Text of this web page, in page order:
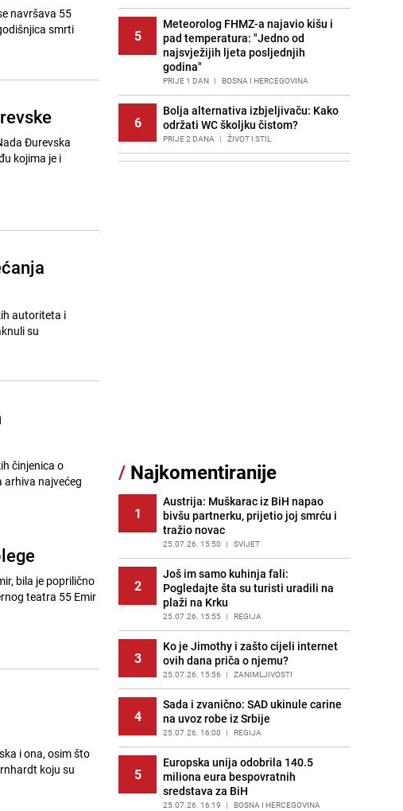
navršava 55
smrti
Đurevska
autoriteta i
su
činjenica o
arhiva najvećeg
bila je poprilično
teatra 55 Emir
i ona, osim što
koju su
5
Meteorolog FHMZ-a najavio kišu i
pad temperatura: "Jedno od
najsvježijih ljeta posljednjih
godina"
PRIJE 1 DAN | BOSNA I HERCEGOVINA
6
Bolja alternativa izbjeljivaču: Kako
održati WC školjku čistom?
PRIJE 2 DANA | ŽIVOT I STIL
11
'grdosiju' od skoro tri metra koju su
braća izvukla iz mora
PRIJE 2 DANA | SVIJET
Gosti iz Njemačke napravili požar u
apartmanu u Istri, vlasniku se
smijali i pokazivali srednji prst
PRIJE 2 DANA | REGIJA
Kako očistiti staklo od tuš-kabina:
Jednostavni savjeti za očuvanje
sjaja
PRIJE 1 DAN | ŽIVOT I STIL
14
Očistite rernu bez hemikalija:
Poznata stručnjakinja dijeli savjete
PRIJE 2 DANA ŽIVOT I STIL
15
Novi detalji istrage: Ruske službe
otkrile moguć uzrok tragedije bh.
planinara na Elbrusu
PRIJE 2 DANA | SVIJET
/ Najkomentiranije
1
Austrija: Muškarac iz BiH napao
bivšu partnerku, prijetio joj smrću i
tražio novac
25.07.26. 15:50 | SVIJET
2
Još im samo kuhinja fali:
Pogledajte šta su turisti uradili na
plaži na Krku
25.07.26. 15:55 | REGIJA
3
Ko je Jimothy i zašto cijeli internet
ovih dana priča o njemu?
25.07.26. 15:56 | ZANIMLJIVOSTI
4
Sada i zvanično: SAD ukinule carine
na uvoz robe iz Srbije
25.07.26. 16:00 | REGIJA
5
Europska unija odobrila 140.5
miliona eura bespovratnih
sredstava za BiH
25.07.26. 16:19 | BOSNA I HERCEGOVINA